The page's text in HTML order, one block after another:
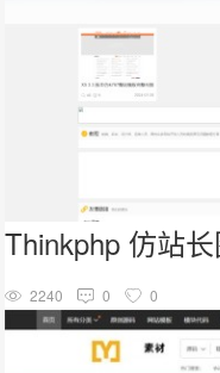
Thinkphp 仿站
2240 0 0